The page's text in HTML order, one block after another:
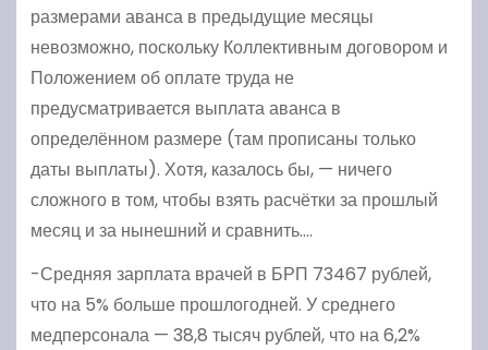
размерами аванса в предыдущие месяцы
невозможно, поскольку Коллективным договором и
Положением об оплате труда не
предусматривается выплата аванса в
определённом размере (там прописаны только
даты выплаты). Хотя, казалось бы, — ничего
сложного в том, чтобы взять расчётки за прошлый
месяц и за нынешний и сравнить….
-Средняя зарплата врачей в БРП 73467 рублей,
что на 5% больше прошлогодней. У среднего
медперсонала — 38,8 тысяч рублей, что на 6,2%